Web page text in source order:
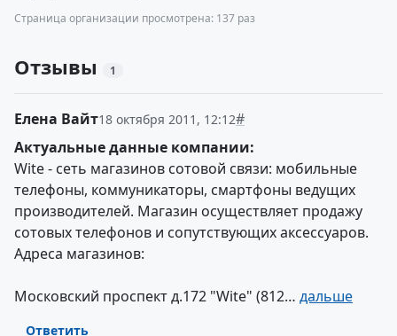
Страница организации просмотрена: 137 раз
Отзывы 1
Елена Вайт18 октября 2011, 12:12#
Актуальные данные компании:
Wite - сеть магазинов сотовой связи: мобильные
телефоны, коммуникаторы, смартфоны ведущих
производителей. Магазин осуществляет продажу
сотовых телефонов и сопутствующих аксессуаров.
Адреса магазинов:
Московский проспект д.172 "Wite" (812… дальше
Ответить